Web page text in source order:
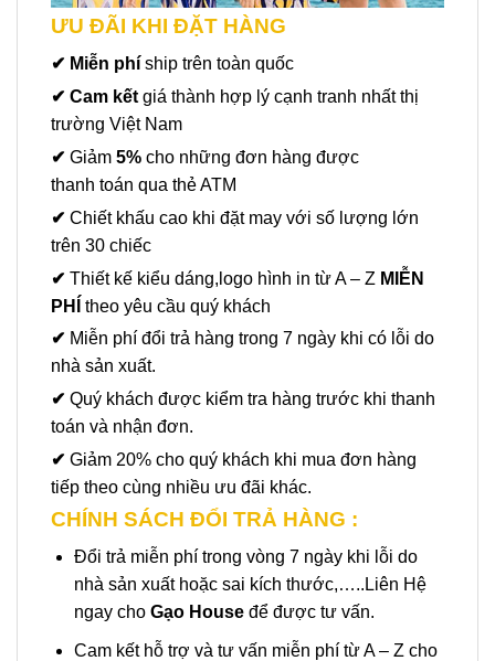
ƯU ĐÃI KHI ĐẶT HÀNG
✔ Miễn phí ship trên toàn quốc
✔ Cam kết giá thành hợp lý cạnh tranh nhất thị
trường Việt Nam
✔ Giảm 5% cho những đơn hàng được
thanh toán qua thẻ ATM
✔ Chiết khấu cao khi đặt may với số lượng lớn
trên 30 chiếc
✔ Thiết kế kiểu dáng,logo hình in từ A – Z MIỄN
PHÍ theo yêu cầu quý khách
✔ Miễn phí đổi trả hàng trong 7 ngày khi có lỗi do
nhà sản xuất.
✔ Quý khách được kiểm tra hàng trước khi thanh
toán và nhận đơn.
✔ Giảm 20% cho quý khách khi mua đơn hàng
tiếp theo cùng nhiều ưu đãi khác.
CHÍNH SÁCH ĐỔI TRẢ HÀNG :
Đổi trả miễn phí trong vòng 7 ngày khi lỗi do
nhà sản xuất hoặc sai kích thước,…..Liên Hệ
ngay cho Gạo Houseđể được tư vấn.
Cam kết hỗ trợ và tư vấn miễn phí từ A – Z cho